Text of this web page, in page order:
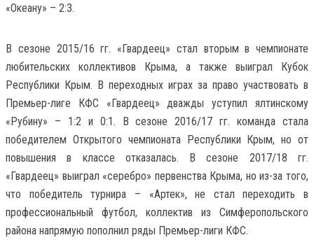
«Океану» – 2:3.
В сезоне 2015/16 гг. «Гвардеец» стал вторым в чемпионате
любительских коллективов Крыма, а также выиграл Кубок
Республики Крым. В переходных играх за право участвовать в
Премьер-лиге КФС «Гвардеец» дважды уступил ялтинскому
«Рубину» – 1:2 и 0:1. В сезоне 2016/17 гг. команда стала
победителем Открытого чемпионата Республики Крым, но от
повышения в классе отказалась. В сезоне 2017/18 гг.
«Гвардеец» выиграл «серебро» первенства Крыма, но из-за того,
что победитель турнира – «Артек», не стал переходить в
профессиональный футбол, коллектив из Симферопольского
района напрямую пополнил ряды Премьер-лиги КФС.